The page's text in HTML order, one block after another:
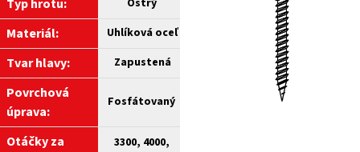
Typ hrotu: Ostrý
Materiál: Uhlíková oceľ
Tvar hlavy: Zapustená
Povrchová
úprava:
Fosfátovaný
Otáčky za
3300, 4000,